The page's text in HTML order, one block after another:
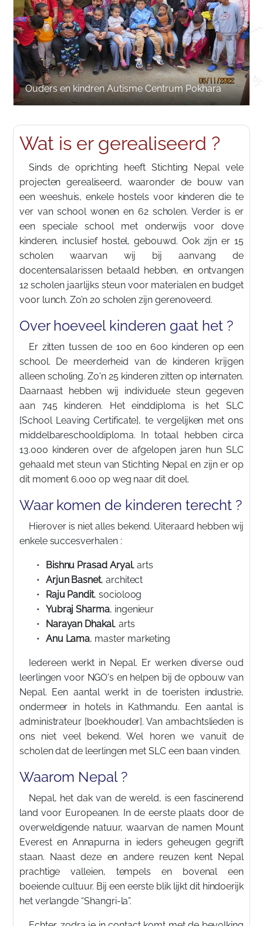
Ouders en kindren Autisme Centrum Pokhara
Wat is er gerealiseerd ?
Sinds de oprichting heeft Stichting Nepal vele
projecten gerealiseerd, waaronder de bouw van
een weeshuis, enkele hostels voor kinderen die te
ver van school wonen en 62 scholen. Verder is er
een speciale school met onderwijs voor dove
kinderen, inclusief hostel, gebouwd. Ook zijn er 15
scholen waarvan wij bij aanvang de
docentensalarissen betaald hebben, en ontvangen
12 scholen jaarlijks steun voor materialen en budget
voor lunch. Zo’n 20 scholen zijn gerenoveerd.
Over hoeveel kinderen gaat het ?
Er zitten tussen de 100 en 600 kinderen op een
school. De meerderheid van de kinderen krijgen
alleen scholing. Zo'n 25 kinderen zitten op internaten.
Daarnaast hebben wij individuele steun gegeven
aan 745 kinderen. Het einddiploma is het SLC
[School Leaving Certificate], te vergelijken met ons
middelbareschooldiploma. In totaal hebben circa
13.000 kinderen over de afgelopen jaren hun SLC
gehaald met steun van Stichting Nepal en zijn er op
dit moment 6.000 op weg naar dit doel.
Waar komen de kinderen terecht ?
Hierover is niet alles bekend. Uiteraard hebben wij
enkele succesverhalen :
Bishnu Prasad Aryal, arts
Arjun Basnet, architect
Raju Pandit, socioloog
Yubraj Sharma, ingenieur
Narayan Dhakal, arts
Anu Lama, master marketing
Iedereen werkt in Nepal. Er werken diverse oud
leerlingen voor NGO's en helpen bij de opbouw van
Nepal. Een aantal werkt in de toeristen industrie,
ondermeer in hotels in Kathmandu. Een aantal is
administrateur [boekhouder]. Van ambachtslieden is
ons niet veel bekend. Wel horen we vanuit de
scholen dat de leerlingen met SLC een baan vinden.
Waarom Nepal ?
Nepal, het dak van de wereld, is een fascinerend
land voor Europeanen. In de eerste plaats door de
overweldigende natuur, waarvan de namen Mount
Everest en Annapurna in ieders geheugen gegrift
staan. Naast deze en andere reuzen kent Nepal
prachtige valleien, tempels en bovenal een
boeiende cultuur. Bij een eerste blik lijkt dit hindoerijk
het verlangde “Shangri-la”.